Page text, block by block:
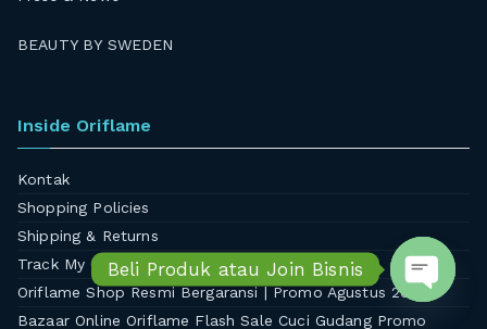
BEAUTY BY SWEDEN
Inside Oriflame
Kontak
Shopping Policies
Shipping & Returns
Track My Orders
Oriflame Shop Resmi Bergaransi | Promo Agustus 2026
Bazaar Online Oriflame Flash Sale Cuci Gudang Promo
Beli Produk atau Join Bisnis
Open